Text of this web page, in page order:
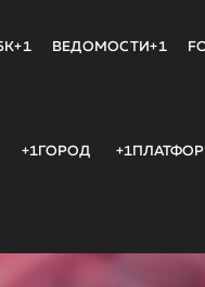
ВЕДОМОСТИ+1
+1ГОРОД